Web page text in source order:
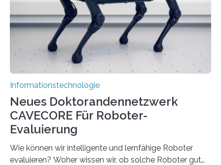
bremst komplexe Anwendungen aus. Da KI-Modelle
immer größer werden und riesige Datenmengen
verarbeiten müssen, steigt der Bedarf an neuen
Rechenarchitekturen. Neben Quantencomputern
rücken dabei insbesondere…
Informationstechnologie
Neues Doktorandennetzwerk
CAVECORE Für Roboter-
Evaluierung
Wie können wir intelligente und lernfähige Roboter
evaluieren? Woher wissen wir, ob solche Roboter gut